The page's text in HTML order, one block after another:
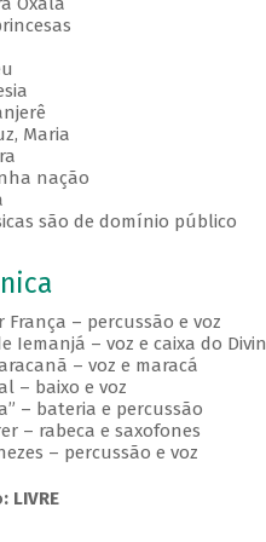
Maria
nação
são de domínio público
França – percussão e voz
Iemanjá – voz e caixa do
– voz e maracá
– baixo e voz
– bateria e percussão
– rabeca e saxofones
– percussão e voz
LIVRE